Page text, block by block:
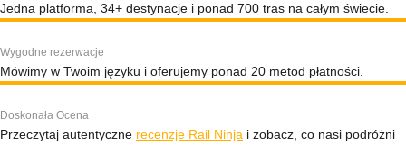
Jedna platforma, 34+ destynacje i ponad 700 tras na całym świecie.
Wygodne rezerwacje
Mówimy w Twoim języku i oferujemy ponad 20 metod płatności.
Doskonała Ocena
Przeczytaj autentyczne recenzje Rail Ninja i zobacz, co nasi podróżni